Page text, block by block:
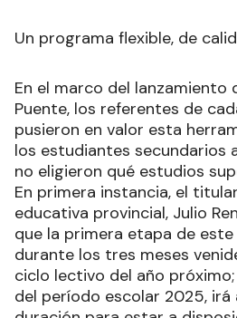
Un programa flexible, de
En el marco del lanzamiento
Puente, los referentes de
pusieron en valor esta
los estudiantes secundarios
no eligieron qué estudios
En primera instancia, el
educativa provincial, Julio
que la primera etapa de
durante los tres meses
ciclo lectivo del año
del período escolar 2025, irá